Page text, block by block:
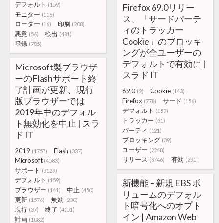
デフォルト (159)
モニター (116)
ローダー (16) 印刷 (208)
悪意 (56) 検出 (481)
登録 (785)
Firefox 69.0リリー
ス、「サードパーテ
ィのトラッカー
Cookie」のブロッキ
ングが全ユーザーの
デフォルトで有効に |
スラド IT
69.0 (2) Cookie (143)
Firefox (778) サード (156)
デフォルト (159)
トラッカー (31)
パーティ (121)
ブロッキング (39)
ユーザー (2248)
リリース (8746) 有効 (291)
Microsoft製ブラウザ
ーのFlashサポート終
了計画が更新、現行
版ブラウザーでは
2019年中のデフォル
ト無効化を中止 | スラ
ド IT
2019 (1757) Flash (337)
Microsoft (4583)
サポート (3129)
デフォルト (159)
ブラウザー (141) 中止 (450)
更新 (1576) 無効 (230)
現行 (37) 終了 (4151)
計画 (1082)
新機能 – 新規 EBS ボ
リュームのデフォル
ト暗号化へのオプト
イン | Amazon Web